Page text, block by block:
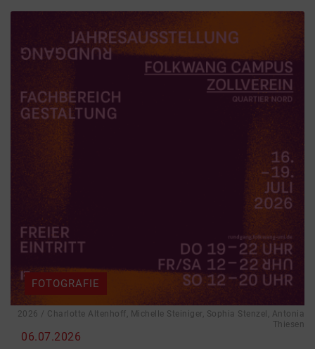
06.07.2026
FOTOGRAFIE
2026 / Charlotte Altenhoff, Michelle Steiniger, Sophia Stenzel, Antonia
Thiesen